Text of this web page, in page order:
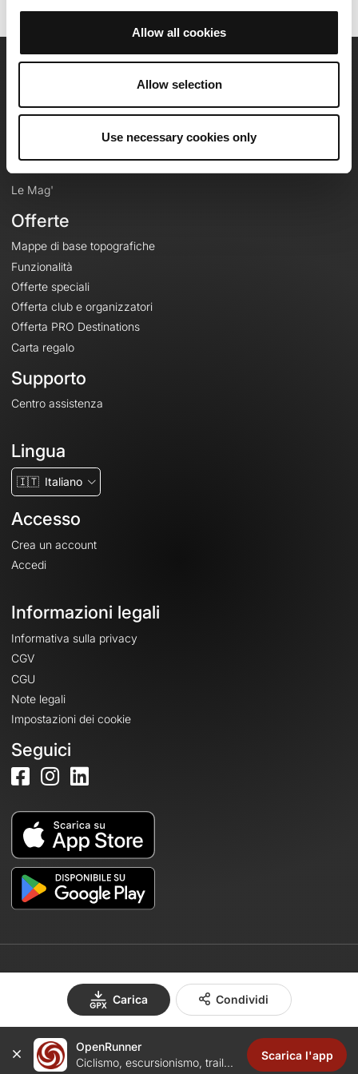
Allow all cookies
Allow selection
Use necessary cookies only
Carica Condividi
Team
Le Mag'
Offerte
Mappe di base topografiche
Funzionalità
Offerte speciali
Offerta club e organizzatori
Offerta PRO Destinations
Carta regalo
Supporto
Centro assistenza
Lingua
🇮🇹 Italiano
Accesso
Crea un account
Accedi
Informazioni legali
Informativa sulla privacy
CGV
CGU
Note legali
Impostazioni dei cookie
Seguici
Crea un account
OpenRunner
Ciclismo, escursionismo, trail...
Scarica l'app